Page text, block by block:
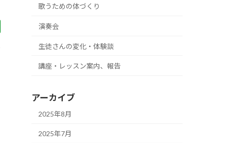
歌うための体づくり
演奏会
生徒さんの変化・体験談
講座・レッスン案内、報告
アーカイブ
2025年8月
2025年7月